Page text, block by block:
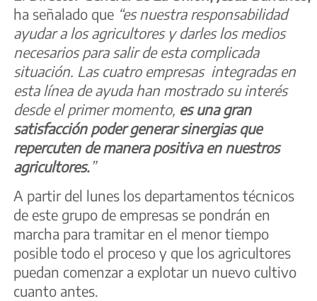
ha señalado que “es nuestra responsabilidad
ayudar a los agricultores y darles los medios
necesarios para salir de esta complicada
situación. Las cuatro empresas integradas en
esta línea de ayuda han mostrado su interés
desde el primer momento, es una gran
satisfacción poder generar sinergias que
repercuten de manera positiva en nuestros
agricultores.”
A partir del lunes los departamentos técnicos
de este grupo de empresas se pondrán en
marcha para tramitar en el menor tiempo
posible todo el proceso y que los agricultores
puedan comenzar a explotar un nuevo cultivo
cuanto antes.